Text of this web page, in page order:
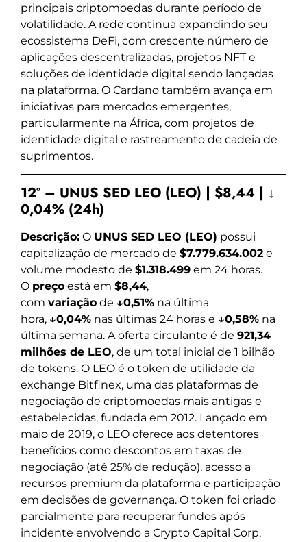
principais criptomoedas durante período de
volatilidade. A rede continua expandindo seu
ecossistema DeFi, com crescente número de
aplicações descentralizadas, projetos NFT e
soluções de identidade digital sendo lançadas
na plataforma. O Cardano também avança em
iniciativas para mercados emergentes,
particularmente na África, com projetos de
identidade digital e rastreamento de cadeia de
suprimentos.
12º – UNUS SED LEO (LEO) | $8,44 | ↓
0,04% (24h)
Descrição: O UNUS SED LEO (LEO) possui
capitalização de mercado de $7.779.634.002 e
volume modesto de $1.318.499 em 24 horas.
O preço está em $8,44,
com variação de ↓0,51% na última
hora, ↓0,04% nas últimas 24 horas e ↓0,58% na
última semana. A oferta circulante é de 921,34
milhões de LEO, de um total inicial de 1 bilhão
de tokens. O LEO é o token de utilidade da
exchange Bitfinex, uma das plataformas de
negociação de criptomoedas mais antigas e
estabelecidas, fundada em 2012. Lançado em
maio de 2019, o LEO oferece aos detentores
benefícios como descontos em taxas de
negociação (até 25% de redução), acesso a
recursos premium da plataforma e participação
em decisões de governança. O token foi criado
parcialmente para recuperar fundos após
incidente envolvendo a Crypto Capital Corp,